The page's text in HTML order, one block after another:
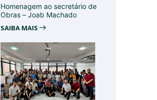
Homenagem ao secretário de
Obras – Joab Machado
SAIBA MAIS